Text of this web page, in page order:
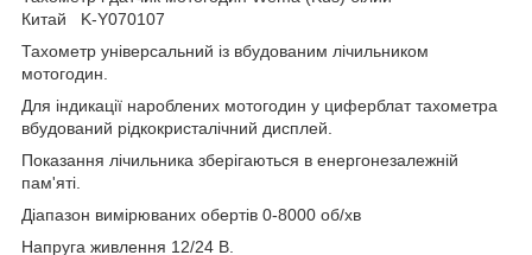
Китай K-Y070107
Тахометр універсальний із вбудованим лічильником
мотогодин.
Для індикації нароблених мотогодин у циферблат тахометра
вбудований рідкокристалічний дисплей.
Показання лічильника зберігаються в енергонезалежній
пам'яті.
Діапазон вимірюваних обертів 0-8000 об/хв
Напруга живлення 12/24 В.